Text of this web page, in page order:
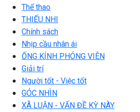
Thể thao
THIẾU NHI
Chính sách
Nhịp cầu nhân ái
ỐNG KÍNH PHÓNG VIÊN
Giải trí
Người tốt - Việc tốt
GÓC NHÌN
XÃ LUẬN - VẤN ĐỀ KỲ NÀY